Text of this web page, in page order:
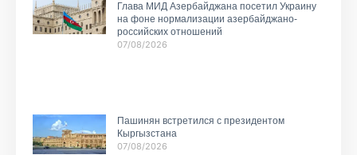
Глава МИД Азербайджана посетил Украину
на фоне нормализации азербайджано-
российских отношений
07/08/2026
Пашинян встретился с президентом
Кыргызстана
07/08/2026